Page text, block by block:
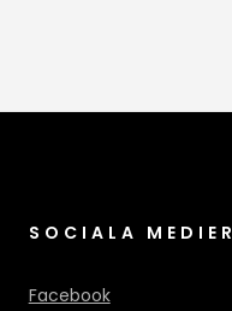
SOCIALA MEDIER
Facebook